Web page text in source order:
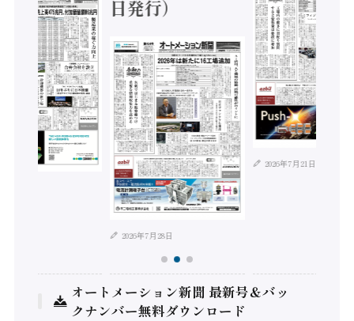
日発行）
2026年7月28日
2026年7月21日
オートメーション新聞 最新号＆バッ
クナンバー無料ダウンロード